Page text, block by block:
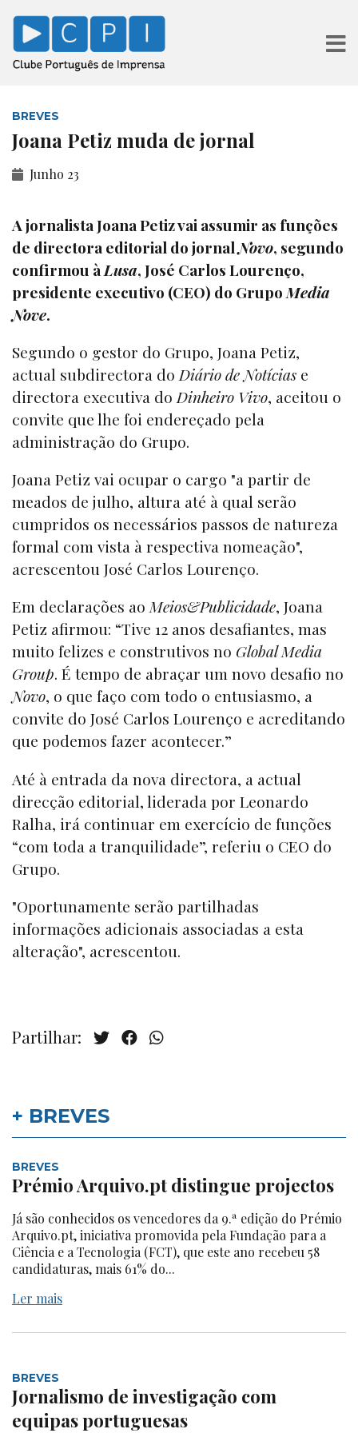
BREVES
Joana Petiz muda de jornal
Junho 23
A jornalista Joana Petiz vai assumir as funções
de directora editorial do jornalNovo, segundo
confirmou à Lusa, José Carlos Lourenço,
presidente executivo (CEO) do Grupo Media
Nove.
Segundo o gestor do Grupo, Joana Petiz,
actual subdirectora do Diário de Notícias e
directora executiva do Dinheiro Vivo, aceitou o
convite que lhe foi endereçado pela
administração do Grupo.
Joana Petiz vai ocupar o cargo "a partir de
meados de julho, altura até à qual serão
cumpridos os necessários passos de natureza
formal com vista à respectiva nomeação",
acrescentou José Carlos Lourenço.
Em declarações aoMeios&Publicidade, Joana
Petiz afirmou: “Tive 12 anos desafiantes, mas
muito felizes e construtivos no Global Media
Group. É tempo de abraçar um novo desafio no
Novo, o que faço com todo o entusiasmo, a
convite do José Carlos Lourenço e acreditando
que podemos fazer acontecer.”
Até à entrada da nova directora, a actual
direcção editorial, liderada por Leonardo
Ralha, irá continuar em exercício de funções
“com toda a tranquilidade”, referiu o CEO do
Grupo.
"Oportunamente serão partilhadas
informações adicionais associadas a esta
alteração", acrescentou.
Partilhar:
+ BREVES
BREVES
Prémio Arquivo.pt distingue projectos
Já são conhecidos os vencedores da 9.ª edição do Prémio
Arquivo.pt, iniciativa promovida pela Fundação para a
Ciência e a Tecnologia (FCT), que este ano recebeu 58
candidaturas, mais 61% do...
Ler mais
BREVES
Jornalismo de investigação com
equipas portuguesas